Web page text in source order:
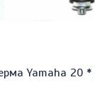
Yamaha 20